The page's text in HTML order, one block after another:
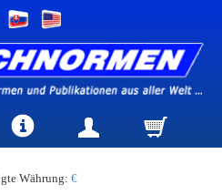
Währung: €